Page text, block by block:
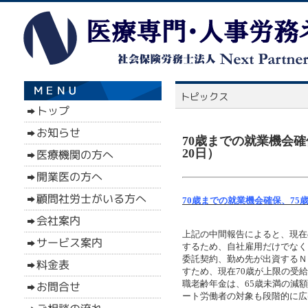
70歳までの就業機会
20日）
70歳までの就業機会確保、75
上記の中間報告によると、現
するため、自社雇用だけでな
委託契約、勤め先が出資する
すため、現在70歳が上限の受
職老齢年金は、65歳未満の減
ート労働者の対象も段階的に